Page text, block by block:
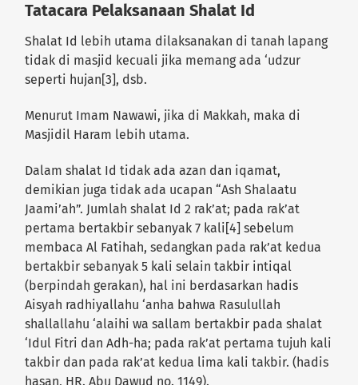
Tatacara Pelaksanaan Shalat Id
Shalat Id lebih utama dilaksanakan di tanah lapang
tidak di masjid kecuali jika memang ada ‘udzur
seperti hujan[3], dsb.
Menurut Imam Nawawi, jika di Makkah, maka di
Masjidil Haram lebih utama.
Dalam shalat Id tidak ada azan dan iqamat,
demikian juga tidak ada ucapan “Ash Shalaatu
Jaami’ah”. Jumlah shalat Id 2 rak’at; pada rak’at
pertama bertakbir sebanyak 7 kali[4] sebelum
membaca Al Fatihah, sedangkan pada rak’at kedua
bertakbir sebanyak 5 kali selain takbir intiqal
(berpindah gerakan), hal ini berdasarkan hadis
Aisyah radhiyallahu ‘anha bahwa Rasulullah
shallallahu ‘alaihi wa sallam bertakbir pada shalat
‘Idul Fitri dan Adh-ha; pada rak’at pertama tujuh kali
takbir dan pada rak’at kedua lima kali takbir. (hadis
hasan, HR. Abu Dawud no. 1149).